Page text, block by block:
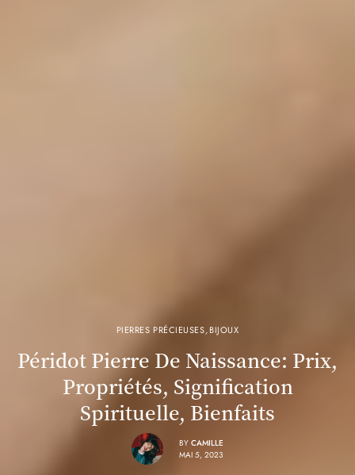
PIERRES PRÉCIEUSES,BIJOUX
Péridot Pierre De Naissance: Prix,
Propriétés, Signification
Spirituelle, Bienfaits
BY CAMILLE
MAI 5, 2023